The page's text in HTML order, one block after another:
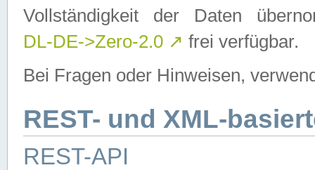
Vollständigkeit der Daten
DL-DE->Zero-2.0 ↗ frei verfügbar.
Bei Fragen oder Hinweisen,
REST- und XML-
REST-API